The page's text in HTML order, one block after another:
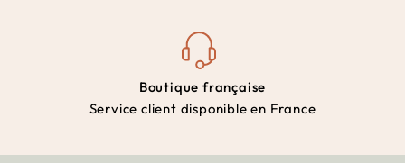
Boutique française
Service client disponible en France